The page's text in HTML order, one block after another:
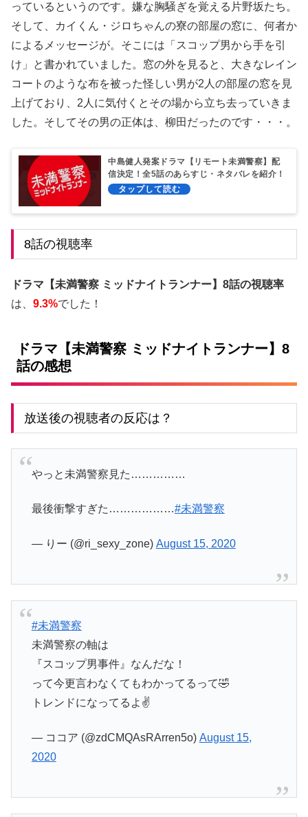
っているというのです。嫌な胸騒ぎを覚える片野坂たち。
そして、カイくん・ジロちゃんの寮の部屋の窓に、何者か
によるメッセージが。そこには「スコップ男から手を引
け」と書かれていました。窓の外を見ると、大きなレイン
コートのような布を被った怪しい男が2人の部屋の窓を見
上げており、2人に気付くとその場から立ち去っていきま
した。そしてその男の正体は、柳田だったのです・・・。
中島健人発案ドラマ【リモート未満警察】配
信決定！全5話のあらすじ・ネタバレを紹介！
カイくん&ジロちゃんの絆！
8話の視聴率
ドラマ【未満警察 ミッドナイトランナー】8話の視聴率
は、 9.3%でした！
ドラマ【未満警察 ミッドナイトランナー】8
話の感想
放送後の視聴者の反応は？
やっと未満警察見た……………
最後衝撃すぎた………………#未満警察
— りー (@ri_sexy_zone) August 15, 2020
#未満警察
未満警察の軸は
『スコップ男事件』なんだな！
って今更言わなくてもわかってるって🤣
トレンドになってるよ✌️
— ココア (@zdCMQAsRArren5o) August 15,
2020